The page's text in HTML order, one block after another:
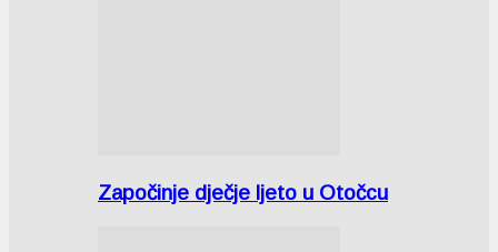
Započinje dječje ljeto u Otočcu